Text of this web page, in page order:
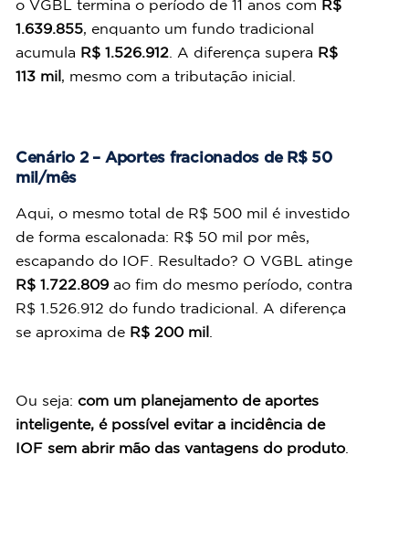
o VGBL termina o período de 11 anos com R$
1.639.855, enquanto um fundo tradicional
acumula R$ 1.526.912 . A diferença supera R$
113 mil, mesmo com a tributação inicial.
Cenário 2 – Aportes fracionados de R$ 50
mil/mês
Aqui, o mesmo total de R$ 500 mil é investido
de forma escalonada: R$ 50 mil por mês,
escapando do IOF. Resultado? O VGBL atinge
R$ 1.722.809 ao fim do mesmo período, contra
R$ 1.526.912 do fundo tradicional. A diferença
se aproxima de R$ 200 mil
Ou seja: com um planejamento de aportes
inteligente, é possível evitar a incidência de
IOF sem abrir mão das vantagens do produto.